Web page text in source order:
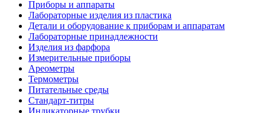
Приборы и аппараты
Лабораторные изделия из пластика
Детали и оборудование к приборам и аппаратам
Лабораторные принадлежности
Изделия из фарфора
Измерительные приборы
Ареометры
Термометры
Питательные среды
Стандарт-титры
Индикаторные трубки